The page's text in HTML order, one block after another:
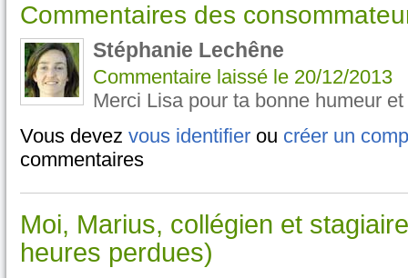
Commentaires des
Stéphanie Lechêne
Commentaire laissé le 20/12/2013
Merci Lisa pour ta bonne humeur
Vous devez vous identifier ou créer un
commentaires
Moi, Marius, collégien et
heures perdues)